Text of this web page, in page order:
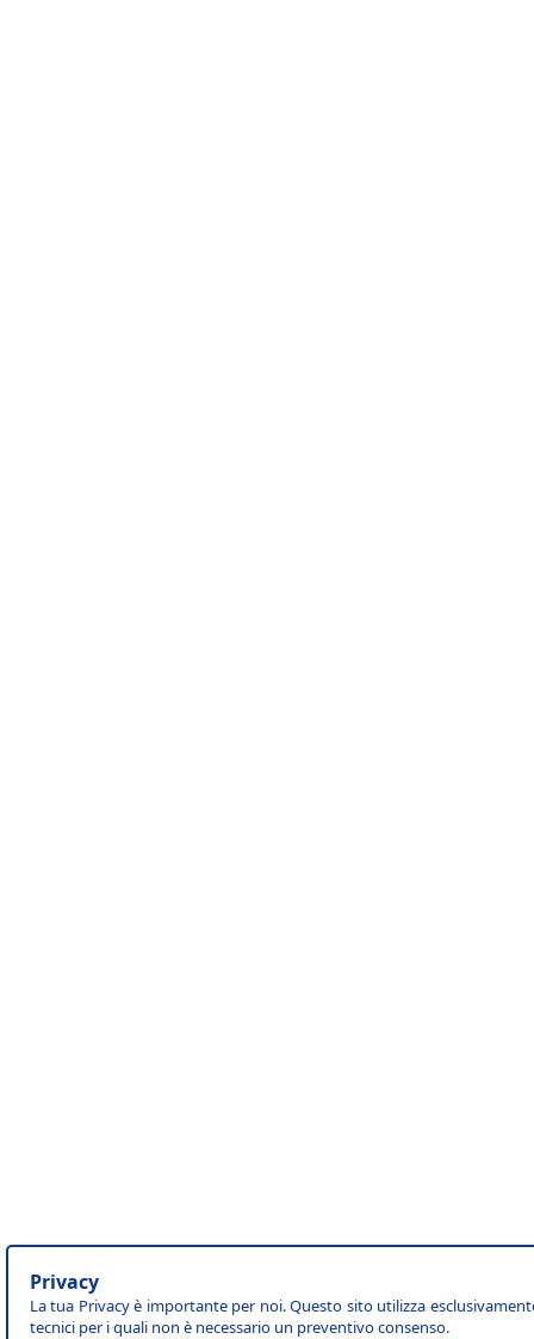
Privacy
La tua Privacy è importante per noi. Questo sito utilizza
tecnici per i quali non è necessario un preventivo consenso.